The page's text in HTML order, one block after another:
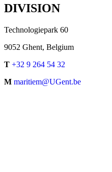
DIVISION
Technologiepark 60
9052 Ghent, Belgium
T +32 9 264 54 32
M maritiem@UGent.be